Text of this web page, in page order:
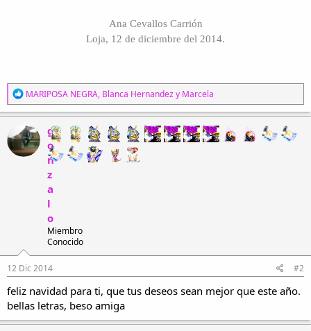
Ana Cevallos Carrión
Loja, 12 de diciembre del 2014.
R
e
a
c
c
i
o
MARIPOSA NEGRA, Blanca Hernandezy Marcela
g
o
n
z
a
l
o
Miembro
Conocido
12 Dic 2014 #2
feliz navidad para ti, que tus deseos sean mejor que este año.
bellas letras, beso amiga